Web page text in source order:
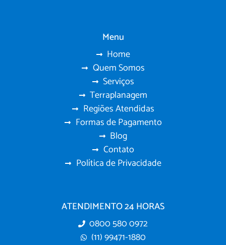
Menu
Home
Quem Somos
Serviços
Terraplanagem
Regiões Atendidas
Formas de Pagamento
Blog
Contato
Política de Privacidade
ATENDIMENTO 24 HORAS
0800 580 0972
(11) 99471-1880